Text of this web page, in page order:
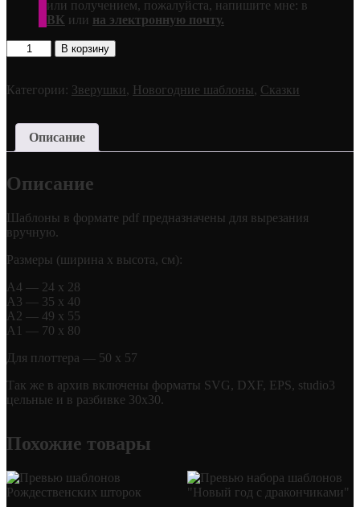
или получением, пожалуйста, напишите мне: в
ВК или на электронную почту.
Количество
товара
В корзину
Категории: Зверушки, Новогодние шаблоны, Сказки
Описание
Описание
Шаблоны в формате pdf предназначены для вырезания
вручную.
Размеры (ширина х высота, см):
А4 — 24 х 28
А3 — 35 х 40
А2 — 49 х 55
А1 — 70 х 80
Для плоттера — 50 х 57
Так же в архив включены форматы SVG, DXF, EPS, studio3
цельные и в разбивке 30х30.
Похожие товары